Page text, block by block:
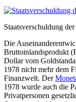
Staatsverschuldung
Die
Bruttoinlandsprodukt
Dollar vom
1978 nicht mehr dem
Finanzwelt. Der
1978 wurde auch die
Privatpersonen